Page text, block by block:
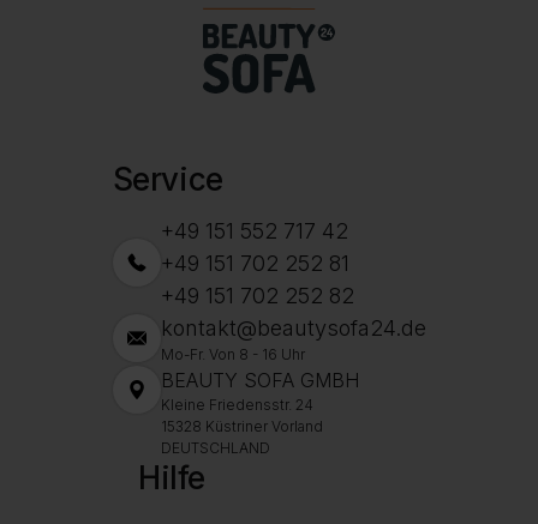
Service
+49 151 552 717 42
+49 151 702 252 81
+49 151 702 252 82
kontakt@beautysofa24.de
Mo-Fr. Von 8 - 16 Uhr
BEAUTY SOFA GMBH
Kleine Friedensstr. 24
15328 Küstriner Vorland
DEUTSCHLAND
Hilfe